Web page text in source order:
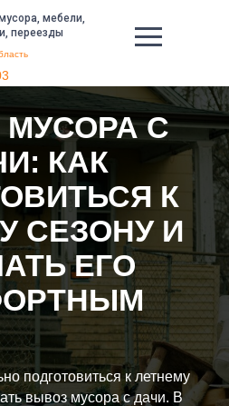
мебели,
переезды
С
КАК
К
СЕЗОНУ И
ЕГО
подготовиться к летнему
вывоз мусора с дачи. В